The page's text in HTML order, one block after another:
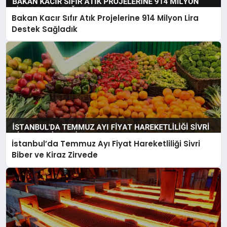
Bakan Kacır Sıfır Atık Projelerine 914 Milyon Lira
Destek Sağladık
İstanbul’da Temmuz Ayı Fiyat Hareketliliği Sivri
Biber ve Kiraz Zirvede